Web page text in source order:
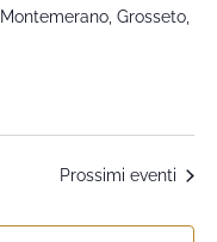
Grosseto,
Prossimi eventi